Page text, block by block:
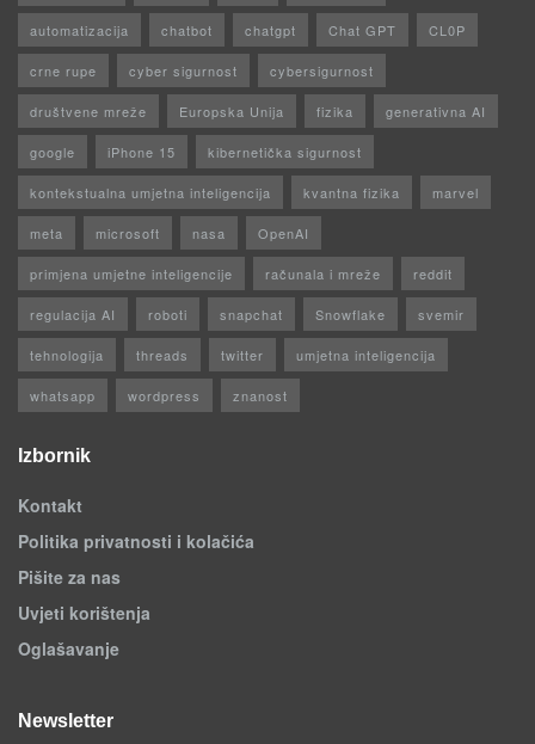
automatizacija chatbot chatgpt Chat GPT CL0P
crne rupe cyber sigurnost cybersigurnost
društvene mreže Europska Unija fizika generativna AI
google iPhone 15 kibernetička sigurnost
kontekstualna umjetna inteligencija kvantna fizika marvel
meta microsoft nasa OpenAI
primjena umjetne inteligencije računala i mreže reddit
regulacija AI roboti snapchat Snowflake svemir
tehnologija threads twitter umjetna inteligencija
whatsapp wordpress znanost
Izbornik
Kontakt
Politika privatnosti i kolačića
Pišite za nas
Uvjeti korištenja
Oglašavanje
Newsletter